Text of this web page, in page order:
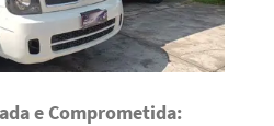
e Comprometida: